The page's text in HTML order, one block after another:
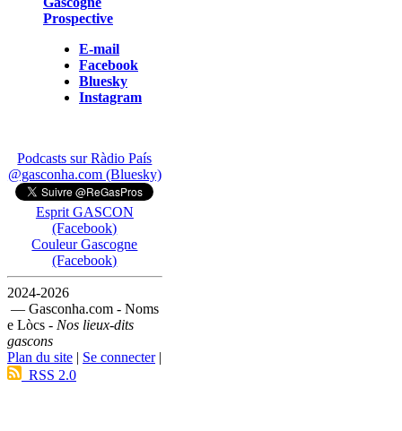
Prospective
E-mail
Facebook
Bluesky
Instagram
Podcasts sur Ràdio País
@gasconha.com (Bluesky)
Esprit GASCON
(Facebook)
Couleur Gascogne
(Facebook)
2024-2026
— Gasconha.com - Noms
e Lòcs - Nos lieux-dits
gascons
Plan du site | Se connecter|
RSS 2.0